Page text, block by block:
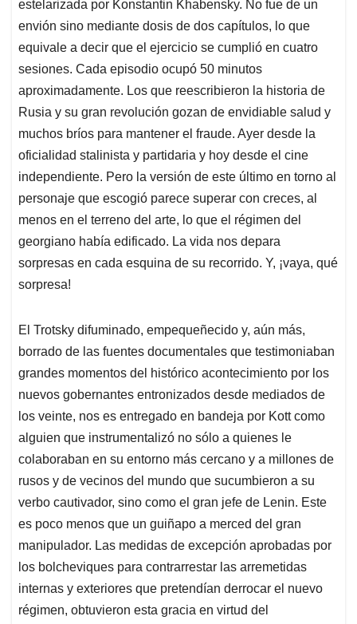
A
p
p
o
o
k
d
I
n
d
s
estelarizada por Konstantin Khabensky. No fue de un
envión sino mediante dosis de dos capítulos, lo que
equivale a decir que el ejercicio se cumplió en cuatro
sesiones. Cada episodio ocupó 50 minutos
aproximadamente. Los que reescribieron la historia de
Rusia y su gran revolución gozan de envidiable salud y
muchos bríos para mantener el fraude. Ayer desde la
oficialidad stalinista y partidaria y hoy desde el cine
independiente. Pero la versión de este último en torno al
personaje que escogió parece superar con creces, al
menos en el terreno del arte, lo que el régimen del
georgiano había edificado. La vida nos depara
sorpresas en cada esquina de su recorrido. Y, ¡vaya, qué
sorpresa!
El Trotsky difuminado, empequeñecido y, aún más,
borrado de las fuentes documentales que testimoniaban
grandes momentos del histórico acontecimiento por los
nuevos gobernantes entronizados desde mediados de
los veinte, nos es entregado en bandeja por Kott como
alguien que instrumentalizó no sólo a quienes le
colaboraban en su entorno más cercano y a millones de
rusos y de vecinos del mundo que sucumbieron a su
verbo cautivador, sino como el gran jefe de Lenin. Este
es poco menos que un guiñapo a merced del gran
manipulador. Las medidas de excepción aprobadas por
los bolcheviques para contrarrestar las arremetidas
internas y exteriores que pretendían derrocar el nuevo
régimen, obtuvieron esta gracia en virtud del